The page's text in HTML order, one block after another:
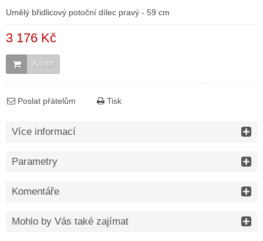
Umělý břidlicový potoční dílec pravý - 59 cm
3 176 Kč
Koupit
Poslat přátelům Tisk
Více informací
Parametry
Komentáře
Mohlo by Vás také zajímat